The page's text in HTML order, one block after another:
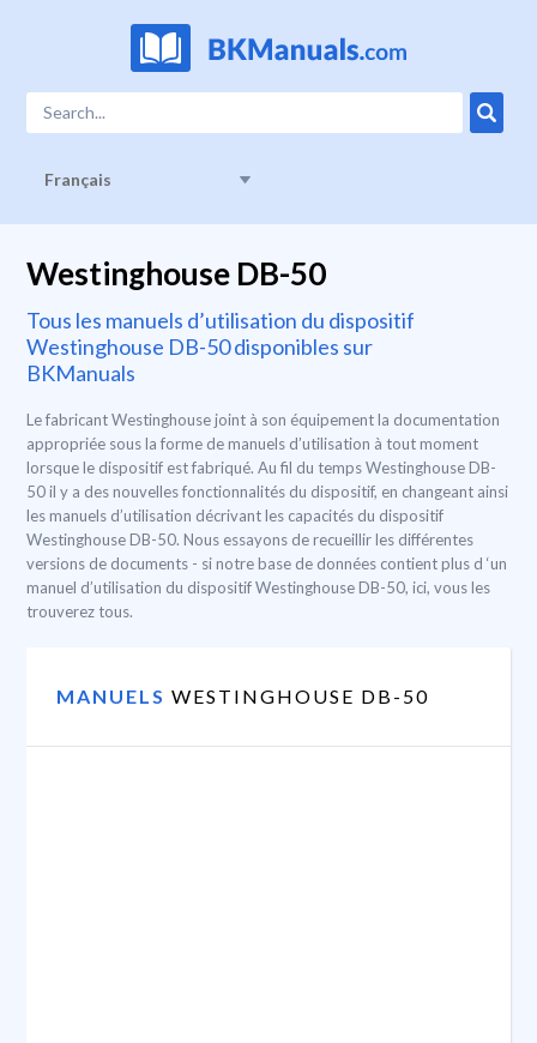
Français
Westinghouse DB-50
Tous les manuels d’utilisation du dispositif
Westinghouse DB-50 disponibles sur
BKManuals
Le fabricant Westinghouse joint à son équipement la documentation
appropriée sous la forme de manuels d’utilisation à tout moment
lorsque le dispositif est fabriqué. Au fil du temps Westinghouse DB-
50 il y a des nouvelles fonctionnalités du dispositif, en changeant ainsi
les manuels d’utilisation décrivant les capacités du dispositif
Westinghouse DB-50. Nous essayons de recueillir les différentes
versions de documents - si notre base de données contient plus d ‘un
manuel d’utilisation du dispositif Westinghouse DB-50, ici, vous les
trouverez tous.
MANUELS WESTINGHOUSE DB-50